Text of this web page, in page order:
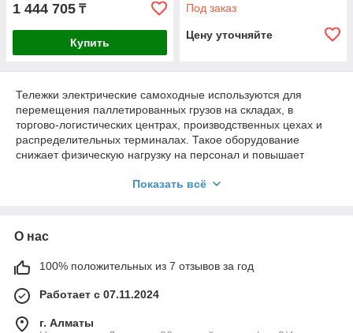
1 444 705 ₸
Купить
Под заказ
Цену уточняйте
Тележки электрические самоходные используются для
перемещения паллетированных грузов на складах, в
торгово-логистических центрах, производственных цехах и
распределительных терминалах. Такое оборудование
снижает физическую нагрузку на персонал и повышает
Kazakhstan предлагает современные электротележки с
Электротележки как базовое складское
оборудование
Электротележки представляют собой компактные
самоходные устройства с электрическим приводом,
предназначенные для транспортировки поддонов на
Показать всё
О нас
100% положительных из 7 отзывов за год
Работает с 07.11.2024
г. Алматы